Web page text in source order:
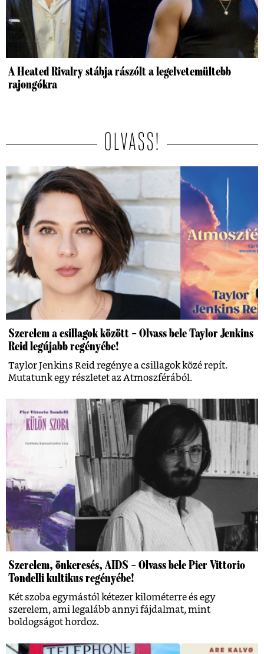
A Heated Rivalry stábja rászólt a legelvetemültebb
rajongókra
OLVASS!
Szerelem a csillagok között – Olvass bele Taylor Jenkins
Reid legújabb regényébe!
Taylor Jenkins Reid regénye a csillagok közé repít.
Mutatunk egy részletet az Atmoszférából.
Szerelem, önkeresés, AIDS – Olvass bele Pier Vittorio
Tondelli kultikus regényébe!
Két szoba egymástól kétezer kilométerre és egy
szerelem, ami legalább annyi fájdalmat, mint
boldogságot hordoz.